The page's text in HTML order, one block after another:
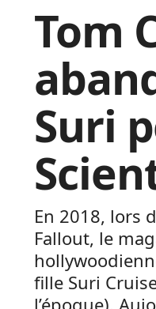
Tom
Suri
En 2018, lors
Fallout, le
fille Suri
l’époque).